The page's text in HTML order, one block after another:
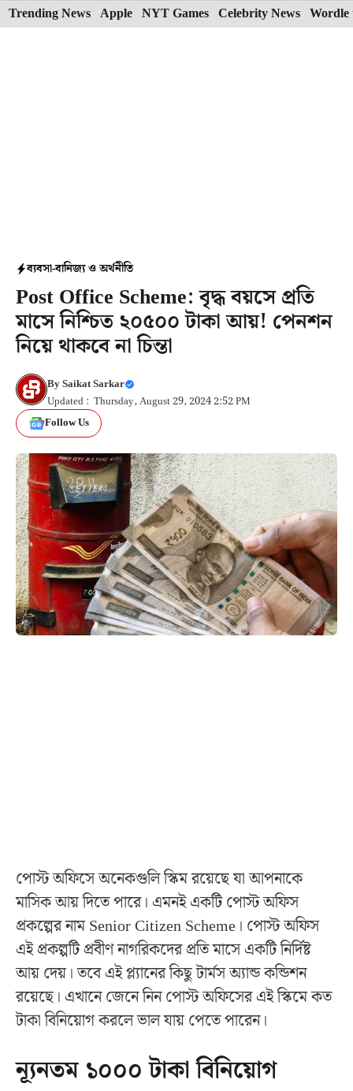
Skip
to
Trending News Apple NYT Games Celebrity News Wordle
ব্যবসা-বানিজ্য ও অর্থনীতি
Post Office Scheme: বৃদ্ধ বয়সে প্রতি
মাসে নিশ্চিত ২০৫০০ টাকা আয়! পেনশন
নিয়ে থাকবে না চিন্তা
BySaikat Sarkar
Updated : Thursday, August 29, 2024 2:52 PM
Follow Us
পোস্ট অফিসে অনেকগুলি স্কিম রয়েছে যা আপনাকে
মাসিক আয় দিতে পারে। এমনই একটি পোস্ট অফিস
প্রকল্পের নাম Senior Citizen Scheme। পোস্ট অফিস
এই প্রকল্পটি প্রবীণ নাগরিকদের প্রতি মাসে একটি নির্দিষ্ট
আয় দেয়। তবে এই প্ল্যানের কিছু টার্মস অ্যান্ড কন্ডিশন
রয়েছে। এখানে জেনে নিন পোস্ট অফিসের এই স্কিমে কত
টাকা বিনিয়োগ করলে ভাল যায় পেতে পারেন।
ন্যূনতম ১০০০ টাকা বিনিয়োগ